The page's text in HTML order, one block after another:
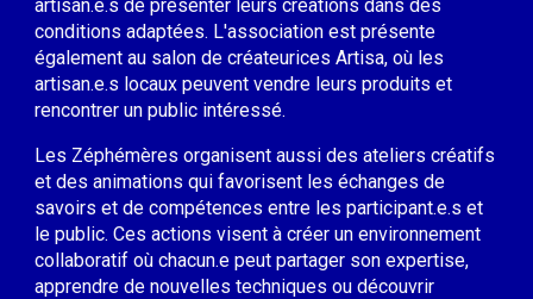
artisan.e.s de présenter leurs créations dans des
conditions adaptées. L'associationest présente
égalementau salon de créateurices Artisa, où les
artisan.e.s locaux peuvent vendre leurs produits et
rencontrer un public intéressé.
Les Zéphémères organisent aussi des ateliers créatifs
et des animations qui favorisent les échanges de
savoirs et de compétences entre les participant.e.s et
le public. Ces actions visent à créer un environnement
collaboratif où chacun.e peut partager son expertise,
apprendre de nouvelles techniques ou découvrir